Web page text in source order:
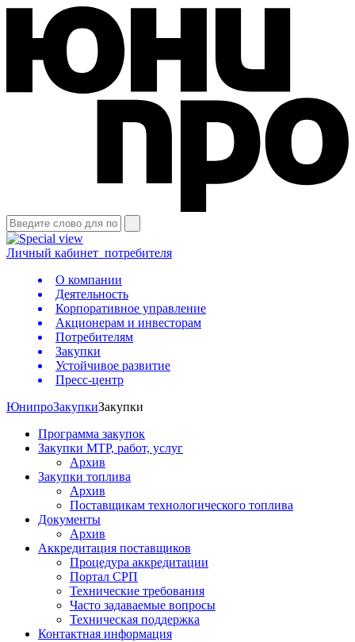
Личный кабинет потребителя
О компании
Деятельность
Корпоративное управление
Акционерам и инвесторам
Потребителям
Закупки
Устойчивое развитие
Пресс-центр
ЮнипроЗакупкиЗакупки
Программа закупок
Закупки МТР, работ, услуг
Архив
Закупки топлива
Архив
Поставщикам технологического топлива
Документы
Архив
Аккредитация поставщиков
Процедура аккредитации
Портал СРП
Технические требования
Часто задаваемые вопросы
Техническая поддержка
Контактная информация